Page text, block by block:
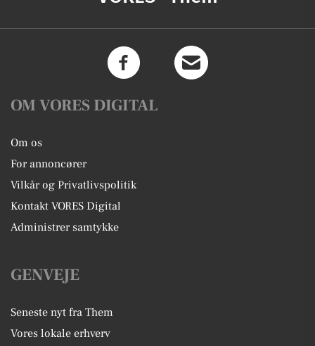
OM VORES DIGITAL
Om os
For annoncører
Vilkår og Privatlivspolitik
Kontakt VORES Digital
Administrer samtykke
GENVEJE
Seneste nyt fra Them
Vores lokale erhverv